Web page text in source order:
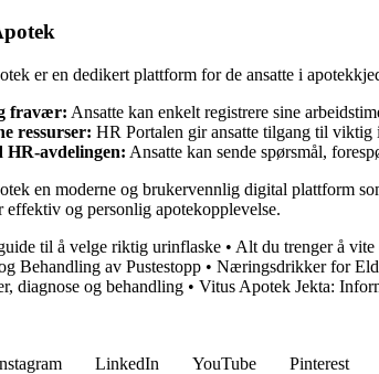
er en dedikert plattform for de ansatte i
fravær: Ansatte kan enkelt registrere sine
ressurser: HR Portalen gir ansatte tilgang til viktig
HR-avdelingen: Ansatte kan sende spørsmål,
en moderne og brukervennlig digital plattform
effektiv og personlig apotekopplevelse.
til å velge riktig urinflaske • Alt du trenger å vite
Behandling av Pustestopp • Næringsdrikker for
diagnose og behandling • Vitus Apotek Jekta:
LinkedIn YouTube Pinterest